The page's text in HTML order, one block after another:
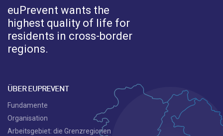
euPrevent wants the
highest quality of life for
residents in cross-border
regions.
ÜBER EUPREVENT
Fundamente
Organisation
Arbeitsgebiet: die Grenzregionen